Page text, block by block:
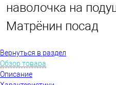
наволочка на
Матрёнин посад
Вернуться в раздел
Обзор товара
Описание